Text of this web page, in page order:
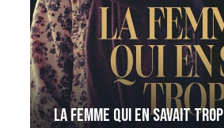
La femme qui en savait trop